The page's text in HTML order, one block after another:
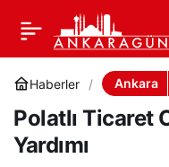
Haberler Ankara
Polatlı Ticaret
Yardımı
Polatlı Ticaret
Odası’ndan Ramazan
Yardımı